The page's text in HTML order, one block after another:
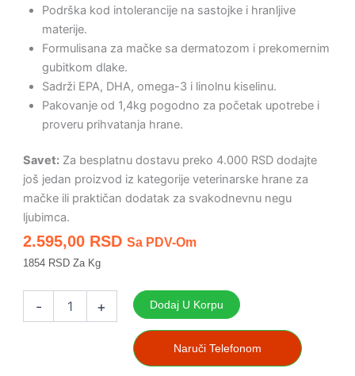
Podrška kod intolerancije na sastojke i hranljive
materije.
Formulisana za mačke sa dermatozom i prekomernim
gubitkom dlake.
Sadrži EPA, DHA, omega-3 i linolnu kiselinu.
Pakovanje od 1,4kg pogodno za početak upotrebe i
proveru prihvatanja hrane.
Savet: Za besplatnu dostavu preko 4.000 RSD dodajte
još jedan proizvod iz kategorije veterinarske hrane za
mačke ili praktičan dodatak za svakodnevnu negu
ljubimca.
2.595,00 RSD Sa PDV-Om
1854 RSD Za Kg
-
Hypoallergenic + Dodaj U Korpu
Naruči Telefonom